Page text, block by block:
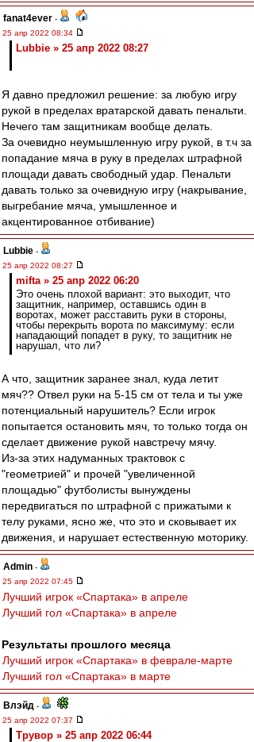
fanat4ever -
25 апр 2022 08:34
Lubbie » 25 апр 2022 08:27
Я давно предложил решение: за любую игру
рукой в пределах вратарской давать пенальти.
Нечего там защитникам вообще делать.
За очевидно неумышленную игру рукой, в т.ч за
попадание мяча в руку в пределах штрафной
площади давать свободный удар. Пенальти
давать только за очевидную игру (накрывание,
выгребание мяча, умышленное и
акцентированное отбивание)
Lubbie -
25 апр 2022 08:27
mifta » 25 апр 2022 06:20
Это очень плохой вариант: это выходит, что
защитник, например, оставшись один в
воротах, может расставить руки в стороны,
чтобы перекрыть ворота по максимуму: если
нападающий попадет в руку, то защитник не
нарушал, что ли?
А что, защитник заранее знал, куда летит
мяч?? Отвел руки на 5-15 см от тела и ты уже
потенциальный нарушитель? Если игрок
попытается остановить мяч, то только тогда он
сделает движение рукой навстречу мячу.
Из-за этих надуманных трактовок с
"геометрией" и прочей "увеличенной
площадью" футболисты вынуждены
передвигаться по штрафной с прижатыми к
телу руками, ясно же, что это и сковывает их
движения, и нарушает естественную моторику.
Admin -
25 апр 2022 07:45
Лучший игрок «Спартака» в апреле
Лучший гол «Спартака» в апреле
Результаты прошлого месяца
Лучший игрок «Спартака» в феврале-марте
Лучший гол «Спартака» в марте
Влэйд -
25 апр 2022 07:37
Трувор » 25 апр 2022 06:44